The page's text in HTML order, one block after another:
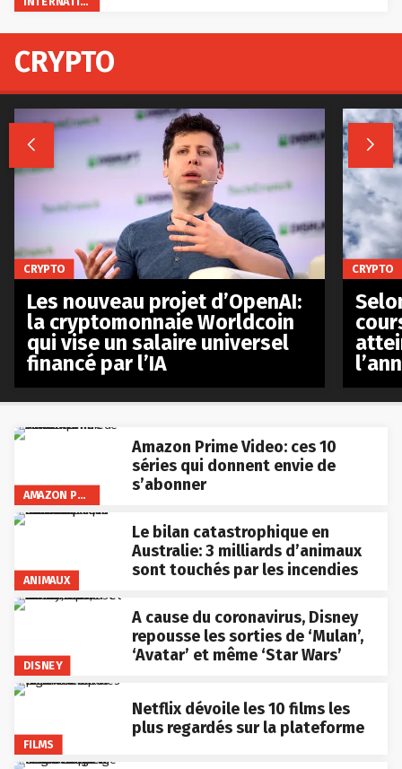
Amazon Prime Video: ces 10
séries qui donnent envie de
s’abonner
ANIMAUX
Le bilan catastrophique en
Australie: 3 milliards d’animaux
sont touchés par les incendies
DISNEY
A cause du coronavirus, Disney
repousse les sorties de ‘Mulan’,
‘Avatar’ et même ‘Star Wars’
FILMS
Netflix dévoile les 10 films les
plus regardés sur la plateforme
CRYPTO
 
CRYPTO
Les nouveau projet d’OpenAI:
la cryptomonnaie Worldcoin
qui vise un salaire universel
financé par l’IA
CRYPTO